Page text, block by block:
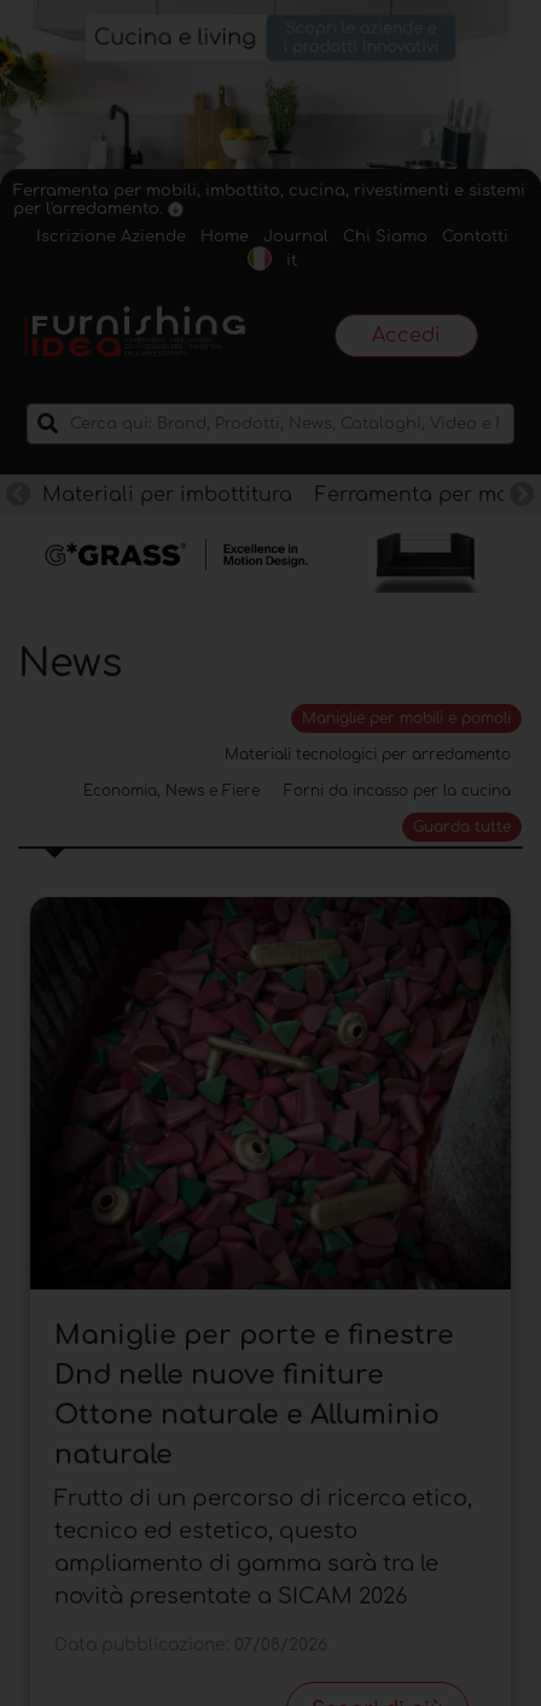
Ferramenta per mobili, imbottito, cucina, rivestimenti e sistemi
per l'arredamento.
Iscrizione Aziende
Home Journal Chi Siamo
Contatti
it
Accedi
Materiali per imbottitura Ferramenta per mobili
News
Maniglie per mobili e pomoli
Materiali tecnologici per arredamento
Economia, News e Fiere Forni da incasso per la cucina
Guarda tutte
Maniglie per porte e finestre
Dnd nelle nuove finiture
Ottone naturale e Alluminio
naturale
Frutto di un percorso di ricerca etico,
tecnico ed estetico, questo
ampliamento di gamma sarà tra le
novità presentate a SICAM 2026